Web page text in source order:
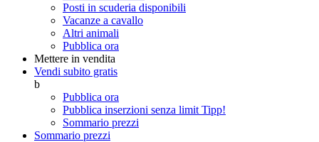
Posti in scuderia disponibili
Vacanze a cavallo
Altri animali
Pubblica ora
Mettere in vendita
Vendi subito gratis
b
Pubblica ora
Pubblica inserzioni senza limit Tipp!
Sommario prezzi
Sommario prezzi